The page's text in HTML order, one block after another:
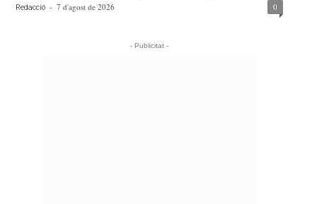
Redacció - 7 d'agost de 2026 0
- Publicitat -